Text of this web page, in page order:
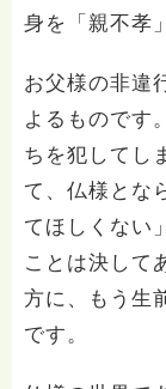
身を「親不孝
お父様の非違
よるものです
ちを犯してし
て、仏様とな
てほしくない
ことは決して
方に、もう生
です。